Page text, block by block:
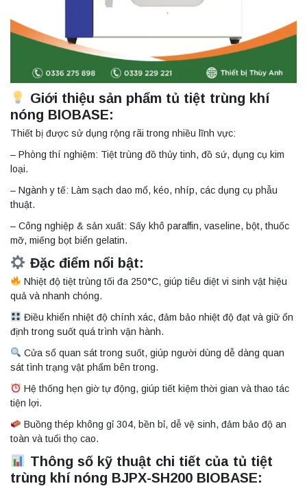
Giới thiệu sản phẩm tủ tiệt trùng khí
nóng BIOBASE:
Thiết bị được sử dụng rộng rãi trong nhiều lĩnh vực:
– Phòng thí nghiệm: Tiệt trùng đồ thủy tinh, đồ sứ, dụng cụ kim
loại.
– Ngành y tế: Làm sạch dao mổ, kéo, nhíp, các dụng cụ phẫu
thuật.
– Công nghiệp & sản xuất: Sấy khô paraffin, vaseline, bột, thuốc
mỡ, miếng bọt biển gelatin.
Đặc điểm nổi bật:
Nhiệt độ tiệt trùng tối đa 250°C, giúp tiêu diệt vi sinh vật hiệu
quả và nhanh chóng.
Điều khiển nhiệt độ chính xác, đảm bảo nhiệt độ đạt và giữ ổn
định trong suốt quá trình vận hành.
Cửa sổ quan sát trong suốt, giúp người dùng dễ dàng quan
sát tình trạng vật phẩm bên trong.
Hệ thống hẹn giờ tự động, giúp tiết kiệm thời gian và thao tác
tiện lợi.
Buồng thép không gỉ 304, bền bỉ, dễ vệ sinh, đảm bảo độ an
toàn và tuổi thọ cao.
Thông số kỹ thuật chi tiết của tủ tiệt
trùng khí nóng BJPX-SH200 BIOBASE: